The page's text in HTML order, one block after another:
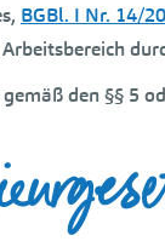
BGBl. I Nr. 14/
den §§ 5